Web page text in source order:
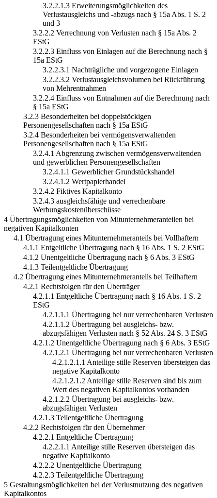
3.2.2.1.3 Erweiterungsmöglichkeiten des
Verlustausgleichs und -abzugs nach § 15a Abs. 1 S. 2
und 3
3.2.2.2 Verrechnung von Verlusten nach § 15a Abs. 2
EStG
3.2.2.3 Einfluss von Einlagen auf die Berechnung nach §
15a EStG
3.2.2.3.1 Nachträgliche und vorgezogene Einlagen
3.2.2.3.2 Verlustausgleichsvolumen bei Rückführung
von Mehrentnahmen
3.2.2.4 Einfluss von Entnahmen auf die Berechnung nach
§ 15a EStG
3.2.3 Besonderheiten bei doppelstöckigen
Personengesellschaften nach § 15a EStG
3.2.4 Besonderheiten bei vermögensverwaltenden
Personengesellschaften nach § 15a EStG
3.2.4.1 Abgrenzung zwischen vermögensverwaltenden
und gewerblichen Personengesellschaften
3.2.4.1.1 Gewerblicher Grundstückshandel
3.2.4.1.2 Wertpapierhandel
3.2.4.2 Fiktives Kapitalkonto
3.2.4.3 ausgleichsfähige und verrechenbare
Werbungskostenüberschüsse
4 Übertragungsmöglichkeiten von Mitunternehmeranteilen bei
negativen Kapitalkonten
4.1 Übertragung eines Mitunternehmeranteils bei Vollhaftern
4.1.1 Entgeltliche Übertragung nach § 16 Abs. 1 S. 2 EStG
4.1.2 Unentgeltliche Übertragung nach § 6 Abs. 3 EStG
4.1.3 Teilentgeltliche Übertragung
4.2 Übertragung eines Mitunternehmeranteils bei Teilhaftern
4.2.1 Rechtsfolgen für den Überträger
4.2.1.1 Entgeltliche Übertragung nach § 16 Abs. 1 S. 2
EStG
4.2.1.1.1 Übertragung bei nur verrechenbaren Verlusten
4.2.1.1.2 Übertragung bei ausgleichs- bzw.
abzugsfähigen Verlusten nach § 52 Abs. 24 S. 3 EStG
4.2.1.2 Unentgeltliche Übertragung nach § 6 Abs. 3 EStG
4.2.1.2.1 Übertragung bei nur verrechenbaren Verlusten
4.2.1.2.1.1 Anteilige stille Reserven übersteigen das
negative Kapitalkonto
4.2.1.2.1.2 Anteilige stille Reserven sind bis zum
Wert des negativen Kapitalkontos vorhanden
4.2.1.2.2 Übertragung bei ausgleichs- bzw.
abzugsfähigen Verlusten
4.2.1.3 Teilentgeltliche Übertragung
4.2.2 Rechtsfolgen für den Übernehmer
4.2.2.1 Entgeltliche Übertragung
4.2.2.1.1 Anteilige stille Reserven übersteigen das
negative Kapitalkonto
4.2.2.2 Unentgeltliche Übertragung
4.2.2.3 Teilentgeltliche Übertragung
5 Gestaltungsmöglichkeiten bei der Verlustnutzung des negativen
Kapitalkontos